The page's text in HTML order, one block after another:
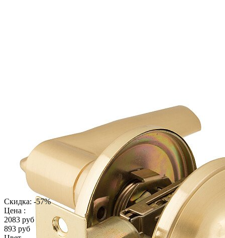
Скидка: -57%
Цена :
2083 руб
893 руб